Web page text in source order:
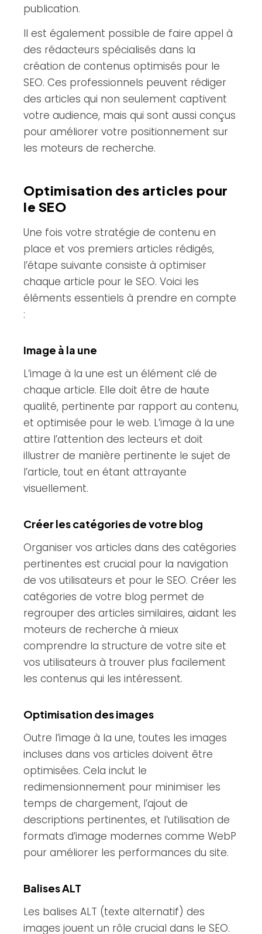
publication.
Il est également possible de faire appel à
des rédacteurs spécialisés dans la
création de contenus optimisés pour le
SEO. Ces professionnels peuvent rédiger
des articles qui non seulement captivent
votre audience, mais qui sont aussi conçus
pour améliorer votre positionnement sur
les moteurs de recherche.
Optimisation des articles pour
le SEO
Une fois votre stratégie de contenu en
place et vos premiers articles rédigés,
l’étape suivante consiste à optimiser
chaque article pour le SEO. Voici les
éléments essentiels à prendre en compte
:
Image à la une
L’image à la une est un élément clé de
chaque article. Elle doit être de haute
qualité, pertinente par rapport au contenu,
et optimisée pour le web. L’image à la une
attire l’attention des lecteurs et doit
illustrer de manière pertinente le sujet de
l’article, tout en étant attrayante
visuellement.
Créer les catégories de votre blog
Organiser vos articles dans des catégories
pertinentes est crucial pour la navigation
de vos utilisateurs et pour le SEO. Créer les
catégories de votre blog permet de
regrouper des articles similaires, aidant les
moteurs de recherche à mieux
comprendre la structure de votre site et
vos utilisateurs à trouver plus facilement
les contenus qui les intéressent.
Optimisation des images
Outre l’image à la une, toutes les images
incluses dans vos articles doivent être
optimisées. Cela inclut le
redimensionnement pour minimiser les
temps de chargement, l’ajout de
descriptions pertinentes, et l’utilisation de
formats d’image modernes comme WebP
pour améliorer les performances du site.
Balises ALT
Les balises ALT (texte alternatif) des
images jouent un rôle crucial dans le SEO.